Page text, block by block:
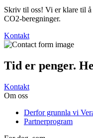
Skriv til oss! Vi er klare til å
CO2-beregninger.
Kontakt
Tid er penger.
Kontakt
Om oss
Derfor grunnla vi
Partnerprogram